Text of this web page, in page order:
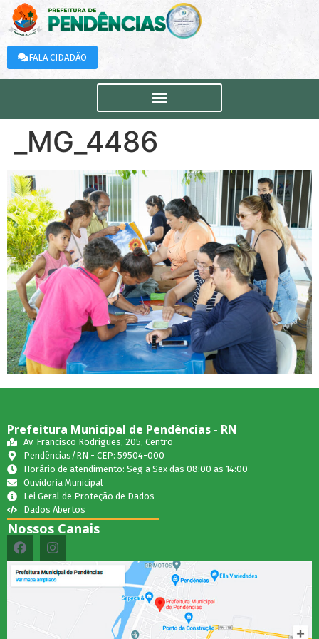
FALA CIDADÃO
_MG_4486
Prefeitura Municipal de Pendências - RN
Av. Francisco Rodrigues, 205, Centro
Pendências/RN - CEP: 59504-000
Horário de atendimento: Seg a Sex das 08:00 as 14:00
Ouvidoria Municipal
Lei Geral de Proteção de Dados
Dados Abertos
Nossos Canais